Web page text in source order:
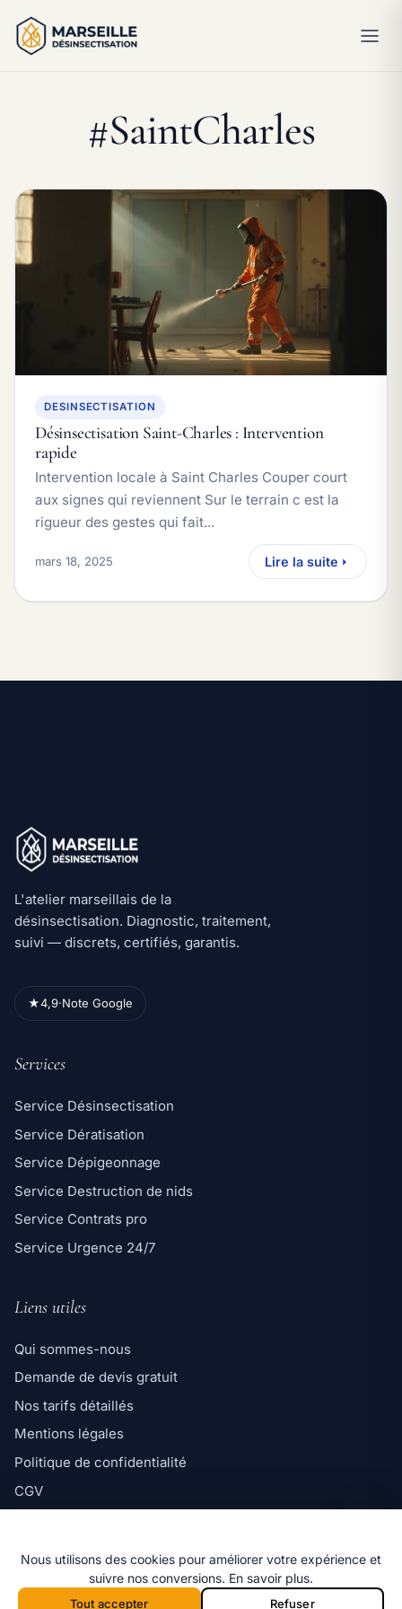
#SaintCharles
DESINSECTISATION
Désinsectisation Saint-Charles : Intervention
rapide
Intervention locale à Saint Charles Couper court
aux signes qui reviennent Sur le terrain c est la
rigueur des gestes qui fait...
mars 18, 2025 Lire la suite
L'atelier marseillais de la
désinsectisation. Diagnostic, traitement,
suivi — discrets, certifiés, garantis.
★4,9·Note Google
Services
Service Désinsectisation
Service Dératisation
Service Dépigeonnage
Service Destruction de nids
Service Contrats pro
Service Urgence 24/7
Liens utiles
Qui sommes-nous
Demande de devis gratuit
Nos tarifs détaillés
Mentions légales
Politique de confidentialité
CGV
Nous utilisons des cookies pour améliorer votre expérience et
suivre nos conversions. En savoir plus.
Tout accepter Refuser